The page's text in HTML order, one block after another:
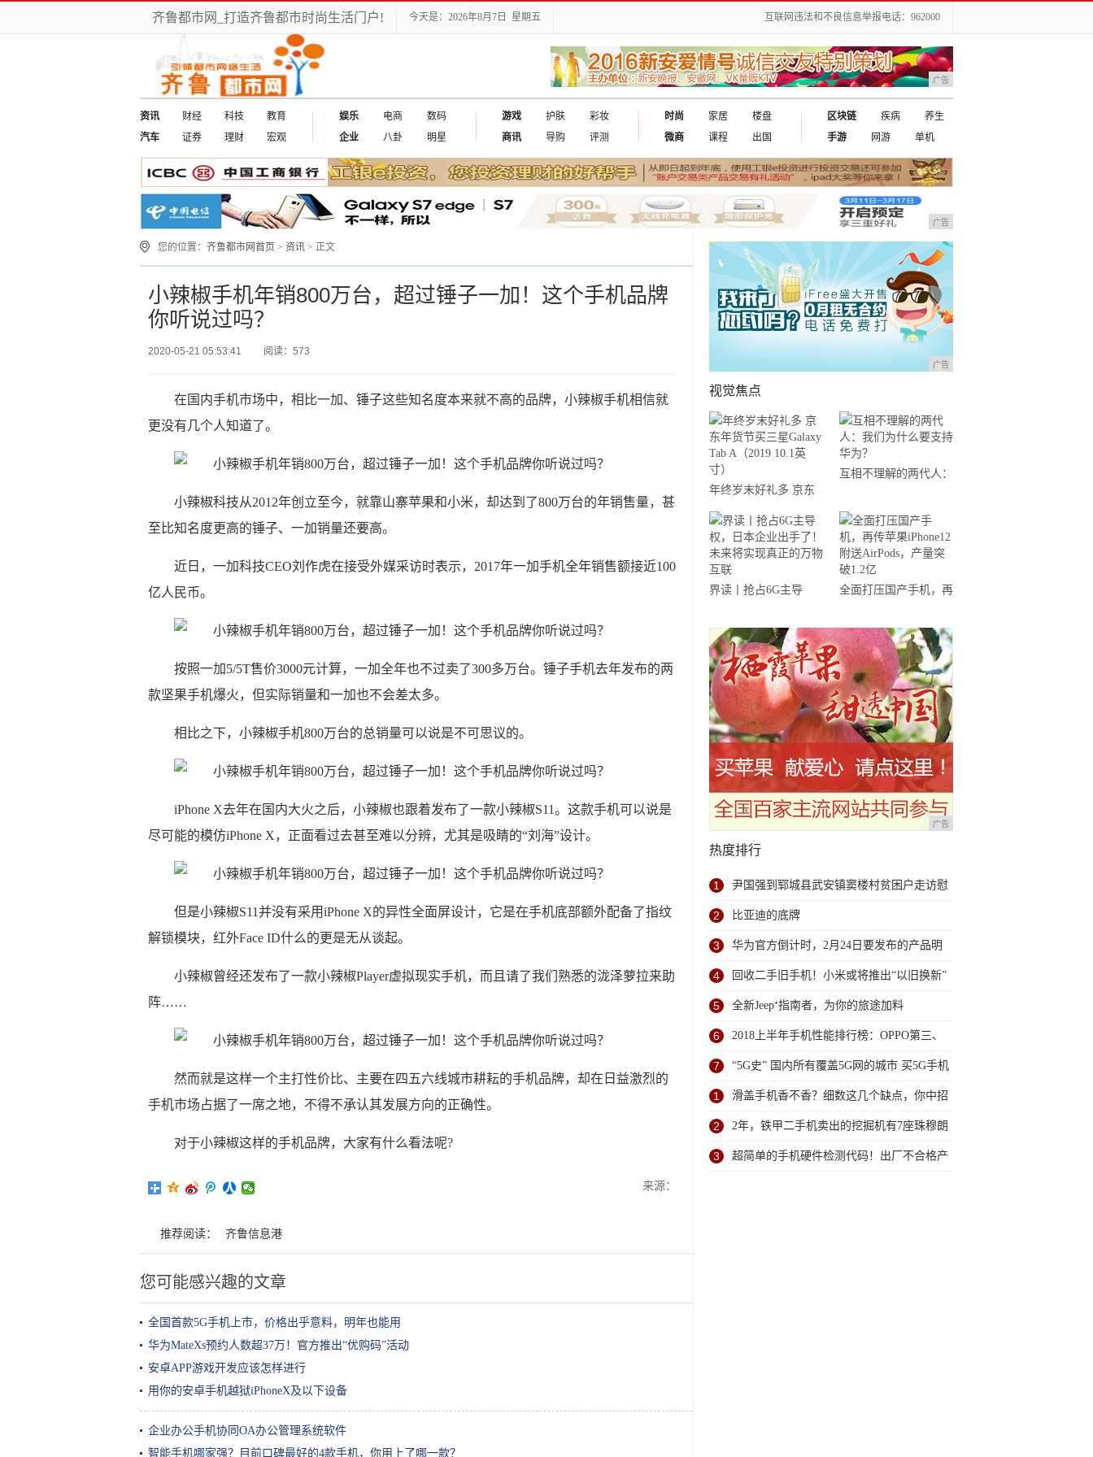
齐鲁都市网_打造齐鲁都市时尚生活门户! 今天是：2026年8月7日 星期五 互联网违法和不良信息举报电话：962000
广告
资讯 财经 科技
教育
汽车
证券 理财 宏观
娱乐 电商
数码
企业
八卦 明星
游戏 护肤
彩妆
商讯
导购 评测
时尚 家居
楼盘
微商
课程 出国
区块链 疾病
养生
手游
网游 单机
广告
您的位置： 齐鲁都市网首页 > 资讯 > 正文
小辣椒手机年销800万台，超过锤子一加！这个手机品牌
你听说过吗？
2020-05-21 05:53:41 阅读：573
在国内手机市场中，相比一加、锤子这些知名度本来就不高的品牌，小辣椒手机相信就
更没有几个人知道了。
小辣椒科技从2012年创立至今，就靠山寨苹果和小米，却达到了800万台的年销售量，甚
至比知名度更高的锤子、一加销量还要高。
近日，一加科技CEO刘作虎在接受外媒采访时表示，2017年一加手机全年销售额接近100
亿人民币。
按照一加5/5T售价3000元计算，一加全年也不过卖了300多万台。锤子手机去年发布的两
款坚果手机爆火，但实际销量和一加也不会差太多。
相比之下，小辣椒手机800万台的总销量可以说是不可思议的。
iPhone X去年在国内大火之后，小辣椒也跟着发布了一款小辣椒S11。这款手机可以说是
尽可能的模仿iPhone X，正面看过去甚至难以分辨，尤其是吸睛的“刘海”设计。
但是小辣椒S11并没有采用iPhone X的异性全面屏设计，它是在手机底部额外配备了指纹
解锁模块，红外Face ID什么的更是无从谈起。
小辣椒曾经还发布了一款小辣椒Player虚拟现实手机，而且请了我们熟悉的泷泽萝拉来助
阵……
然而就是这样一个主打性价比、主要在四五六线城市耕耘的手机品牌，却在日益激烈的
手机市场占据了一席之地，不得不承认其发展方向的正确性。
对于小辣椒这样的手机品牌，大家有什么看法呢?
来源：
推荐阅读： 齐鲁信息港
您可能感兴趣的文章
全国首款5G手机上市，价格出乎意料，明年也能用
华为MateXs预约人数超37万！官方推出“优购码”活动
安卓APP游戏开发应该怎样进行
用你的安卓手机越狱iPhoneX及以下设备
企业办公手机协同OA办公管理系统软件
智能手机哪家强？目前口碑最好的4款手机，你用上了哪一款？
广告
视觉焦点
年终岁末好礼多 京东
年货节买三星Galaxy
Tab A（2019 10.1英
寸）
互相不理解的两代人：
为？
界读丨抢占6G主导
未来将实现真正的万物
互联
全面打压国产手机，再
AirPods，产量突破1.2
亿
广告
热度排行
1 尹国强到郓城县武安镇窦楼村贫困户走访慰
问
2 比亚迪的底牌
3 华为官方倒计时，2月24日要发布的产品明
朗了，花粉期待的都来了
4 回收二手旧手机！小米或将推出“以旧换新”
服务
5 全新Jeep⁺指南者，为你的旅途加料
6 2018上半年手机性能排行榜：OPPO第三、
华为第九、第一名当之无愧
7 “5G史” 国内所有覆盖5G网的城市 买5G手机
你所在城市覆盖了没
1 滑盖手机香不香？细数这几个缺点，你中招
了吗？
2 2年，铁甲二手机卖出的挖掘机有7座珠穆朗
玛峰的高度
3 超简单的手机硬件检测代码！出厂不合格产